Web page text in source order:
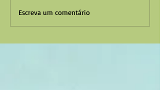
Escreva um comentário